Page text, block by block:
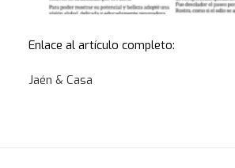
Enlace al artículo completo:
Jaén & Casa